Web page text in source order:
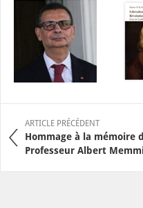
ARTICLE PRÉCÉDENT
Hommage à la mémoire
Professeur Albert